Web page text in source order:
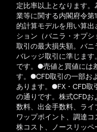
定比率以上となります
業等に関する内閣府令第
的計算モデルを用い算
ション（バニラ・オプ
取引の最大損失額。バ
バレッジ取引に準じま
です。●売値と買値には
す。●CFD取引の一部お
あります。●FX・CFD取
の通りです。株式CFD
数料、出金手数料、ラ
ワップポイント、調達
株コスト、ノースリッ